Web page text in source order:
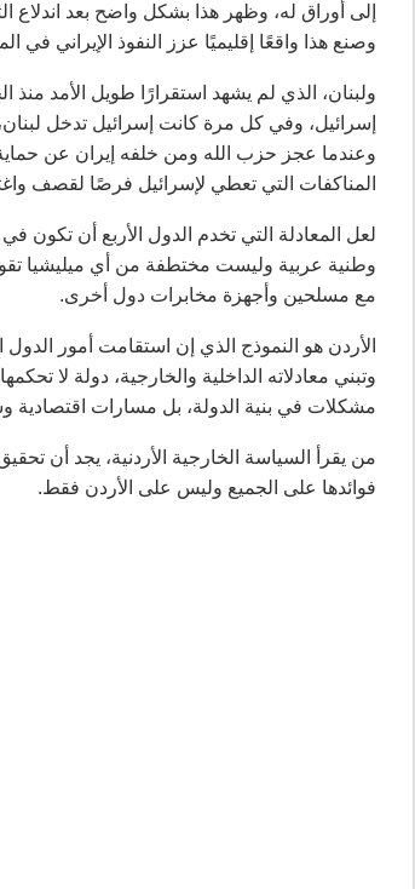
إلى أوراق له، وظهر هذا بشكل واضح بعد
وصنع هذا واقعًا إقليميًا عزز النفوذ الإيراني
ولبنان، الذي لم يشهد استقرارًا طويل الأمد
إسرائيل، وفي كل مرة كانت إسرائيل تدخل
وعندما عجز حزب الله ومن خلفه إيران عن
المناكفات التي تعطي لإسرائيل فرصًا لقصف
لعل المعادلة التي تخدم الدول الأربع أن تكون
وطنية عربية وليست مختطفة من أي ميليشيا
مع مسلحين وأجهزة مخابرات دول أخرى.
الأردن هو النموذج الذي إن استقامت أمور
وتبني معادلاته الداخلية والخارجية، دولة
مشكلات في بنية الدولة، بل مسارات اقتصادية
من يقرأ السياسة الخارجية الأردنية، يجد أن
فوائدها على الجميع وليس على الأردن فقط.